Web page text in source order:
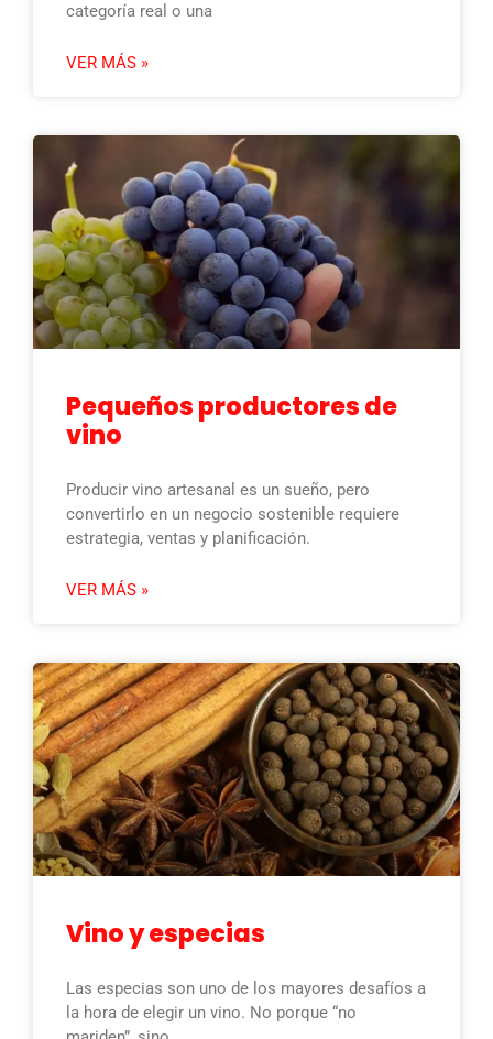
categoría real o una
VER MÁS »
Pequeños productores de
vino
Producir vino artesanal es un sueño, pero
convertirlo en un negocio sostenible requiere
estrategia, ventas y planificación.
VER MÁS »
Vino y especias
Las especias son uno de los mayores desafíos a
la hora de elegir un vino. No porque “no